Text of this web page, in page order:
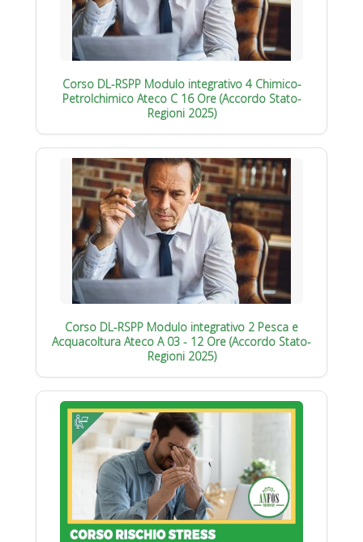
Corso DL-RSPP Modulo integrativo 4 Chimico-
Petrolchimico Ateco C 16 Ore (Accordo Stato-
Regioni 2025)
Corso DL-RSPP Modulo integrativo 2 Pesca e
Acquacoltura Ateco A 03 - 12 Ore (Accordo Stato-
Regioni 2025)